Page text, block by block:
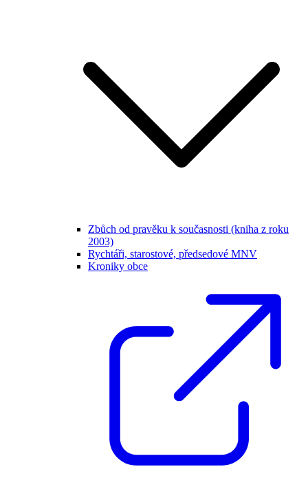
Zbůch od pravěku k současnosti (kniha z roku
2003)
Rychtáři, starostové, předsedové MNV
Kroniky obce